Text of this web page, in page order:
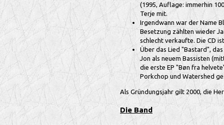
(1995, Auflage: immerhin
Terje mit.
Irgendwann war der Name
Besetzung zählten wieder
schlecht verkaufte. Die CD
Über das Lied "Bastard",
Jon als neuem Bassisten
die erste EP "Bøn fra
Porkchop und Watershed
Als Gründungsjahr gilt 2000, die
Die Band